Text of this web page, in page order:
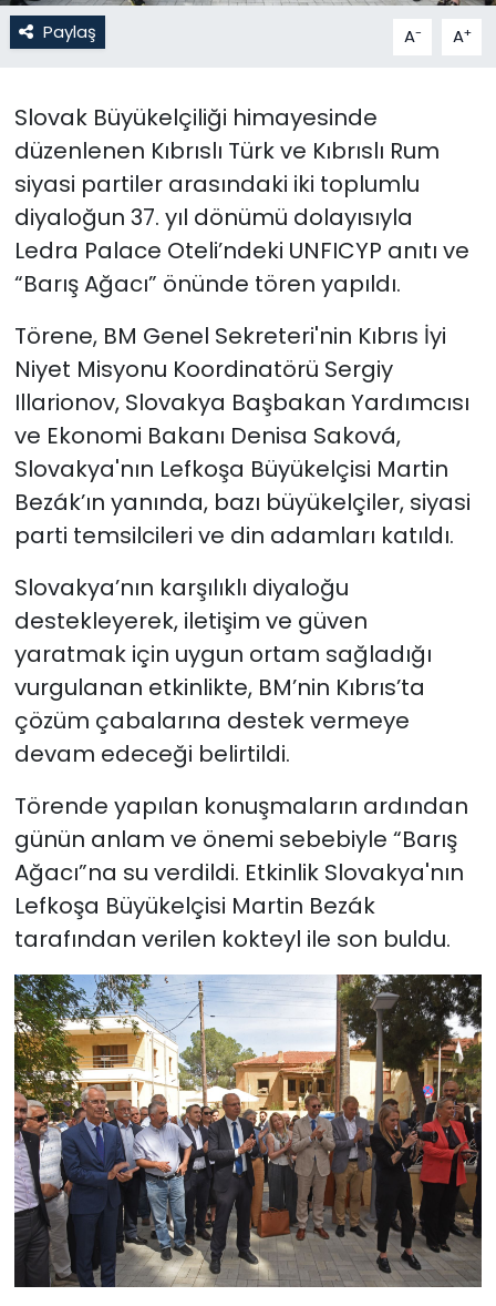
Paylaş A- A+
Slovak Büyükelçiliği himayesinde
düzenlenen Kıbrıslı Türk ve Kıbrıslı Rum
siyasi partiler arasındaki iki toplumlu
diyaloğun 37. yıl dönümü dolayısıyla
Ledra Palace Oteli’ndeki UNFICYP anıtı ve
“Barış Ağacı” önünde tören yapıldı.
Törene, BM Genel Sekreteri'nin Kıbrıs İyi
Niyet Misyonu Koordinatörü Sergiy
Illarionov, Slovakya Başbakan Yardımcısı
ve Ekonomi Bakanı Denisa Saková,
Slovakya'nın Lefkoşa Büyükelçisi Martin
Bezák’ın yanında, bazı büyükelçiler, siyasi
parti temsilcileri ve din adamları katıldı.
Slovakya’nın karşılıklı diyaloğu
destekleyerek, iletişim ve güven
yaratmak için uygun ortam sağladığı
vurgulanan etkinlikte, BM’nin Kıbrıs’ta
çözüm çabalarına destek vermeye
devam edeceği belirtildi.
Törende yapılan konuşmaların ardından
günün anlam ve önemi sebebiyle “Barış
Ağacı”na su verdildi. Etkinlik Slovakya'nın
Lefkoşa Büyükelçisi Martin Bezák
tarafından verilen kokteyl ile son buldu.
Otomobil Dünyası
SAĞLIK
Spor
Teknoloji
TÜRKiYE
Video Galeri
YAŞAM
Yazarlar